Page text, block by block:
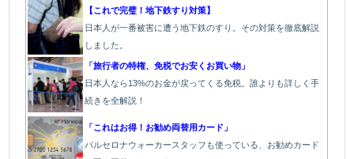
【これで完璧！地下鉄すり対策】
日本人が一番被害に遭う地下鉄のすり。その対策を徹底解説
しました。
「旅行者の特権、免税でお安くお買い物」
日本人なら13%のお金が戻ってくる免税。誰よりも詳しく手
続きを全解説！
「これはお得！お勧め両替用カード」
バルセロナウォーカースタッフも使っている、お勧めカード